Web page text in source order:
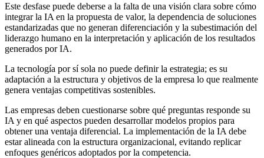
Este desfase puede deberse a la falta de una visión clara sobre cómo
integrar la IA en la propuesta de valor, la dependencia de soluciones
estandarizadas que no generan diferenciación y la subestimación del
liderazgo humano en la interpretación y aplicación de los resultados
generados por IA.
La tecnología por sí sola no puede definir la estrategia; es su
adaptación a la estructura y objetivos de la empresa lo que realmente
genera ventajas competitivas sostenibles.
Las empresas deben cuestionarse sobre qué preguntas responde su
IA y en qué aspectos pueden desarrollar modelos propios para
obtener una ventaja diferencial. La implementación de la IA debe
estar alineada con la estructura organizacional, evitando replicar
enfoques genéricos adoptados por la competencia.